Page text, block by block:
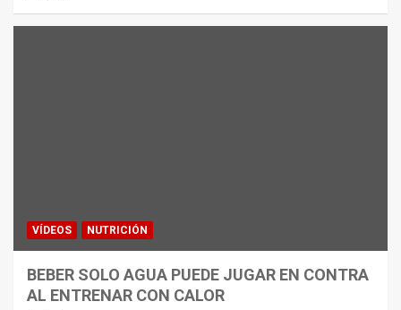
VÍDEOS NUTRICIÓN
BEBER SOLO AGUA PUEDE JUGAR EN CONTRA
AL ENTRENAR CON CALOR